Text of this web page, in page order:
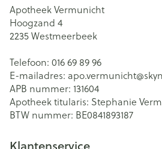
Apotheek Vermunicht
Hoogzand 4
2235Westmeerbeek
Telefoon: 016 69 89 96
E-mailadres: apo.vermunicht@
APB nummer: 131604
Apotheek titularis: Stephanie
BTW nummer: BE0841893187